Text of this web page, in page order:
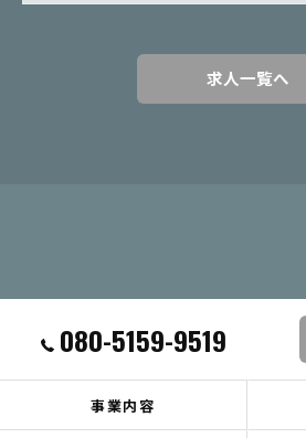
求人一覧へ
080-5159-9519
事業内容